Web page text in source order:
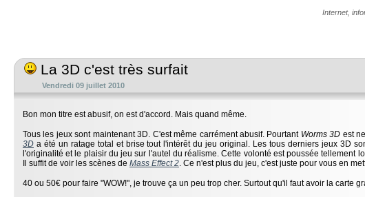
Internet,
La 3D c'est très surfait
Vendredi 09 juillet 2010
Bon mon titre est abusif, on est d'accord. Mais quand même.
Tous les jeux sont maintenant 3D. C'est même carrément abusif. Pourtant Worms 3D est
3D a été un ratage total et brise tout l'intérêt du jeu original. Les tous derniers jeux 3D
l'originalité et le plaisir du jeu sur l'autel du réalisme. Cette volonté est poussée tellement
Il suffit de voir les scènes de Mass Effect 2. Ce n'est plus du jeu, c'est juste pour vous en
40 ou 50€ pour faire "WOW!", je trouve ça un peu trop cher. Surtout qu'il faut avoir la carte